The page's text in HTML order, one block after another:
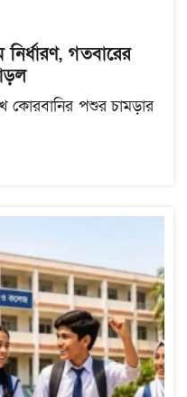
গতবারের
পশুর চামড়ার